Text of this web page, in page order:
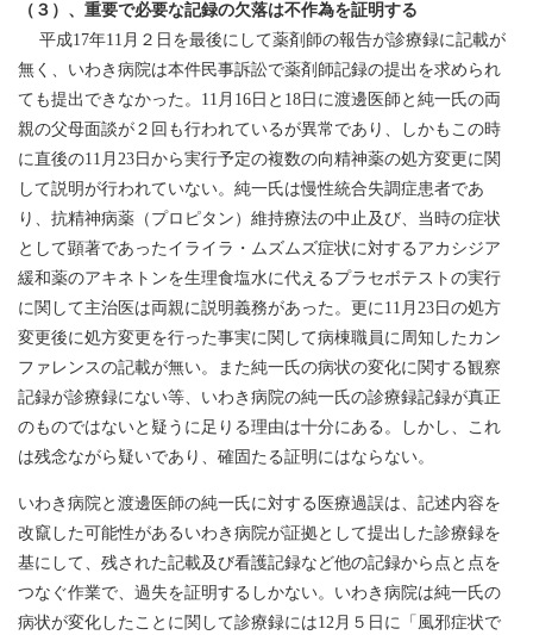
（３）、重要で必要な記録の欠落は不作為を証明する
平成17年11月２日を最後にして薬剤師の報告が診療録に記載が
無く、いわき病院は本件民事訴訟で薬剤師記録の提出を求められ
ても提出できなかった。11月16日と18日に渡邊医師と純一氏の両
親の父母面談が２回も行われているが異常であり、しかもこの時
に直後の11月23日から実行予定の複数の向精神薬の処方変更に関
して説明が行われていない。純一氏は慢性統合失調症患者であ
り、抗精神病薬（プロピタン）維持療法の中止及び、当時の症状
として顕著であったイライラ・ムズムズ症状に対するアカシジア
緩和薬のアキネトンを生理食塩水に代えるプラセボテストの実行
に関して主治医は両親に説明義務があった。更に11月23日の処方
変更後に処方変更を行った事実に関して病棟職員に周知したカン
ファレンスの記載が無い。また純一氏の病状の変化に関する観察
記録が診療録にない等、いわき病院の純一氏の診療録記録が真正
のものではないと疑うに足りる理由は十分にある。しかし、これ
は残念ながら疑いであり、確固たる証明にはならない。
いわき病院と渡邊医師の純一氏に対する医療過誤は、記述内容を
改竄した可能性があるいわき病院が証拠として提出した診療録を
基にして、残された記載及び看護記録など他の記録から点と点を
つなぐ作業で、過失を証明するしかない。いわき病院は純一氏の
病状が変化したことに関して診療録には12月５日に「風邪症状で